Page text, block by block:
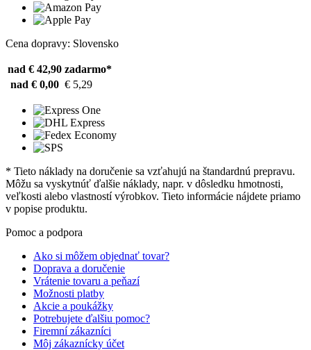
Cena dopravy: Slovensko
nad € 42,90 zadarmo*
nad € 0,00 € 5,29
* Tieto náklady na doručenie sa vzťahujú na štandardnú prepravu.
Môžu sa vyskytnúť ďalšie náklady, napr. v dôsledku hmotnosti,
veľkosti alebo vlastností výrobkov. Tieto informácie nájdete priamo
v popise produktu.
Pomoc a podpora
Ako si môžem objednať tovar?
Doprava a doručenie
Vrátenie tovaru a peňazí
Možnosti platby
Akcie a poukážky
Potrebujete ďalšiu pomoc?
Firemní zákazníci
Môj zákaznícky účet